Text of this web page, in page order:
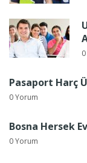
Pasaport Harç
0 Yorum
Bosna Hersek
0 Yorum